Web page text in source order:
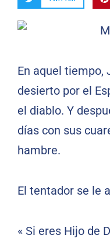
En aquel tiempo,
desierto por el
el diablo. Y
días con sus
hambre.
El tentador se le
« Si eres Hijo de